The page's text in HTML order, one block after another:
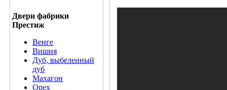
Двери фабрики
Престиж
Венге
Вишня
Дуб, выбеленный
дуб
Махагон
Орех